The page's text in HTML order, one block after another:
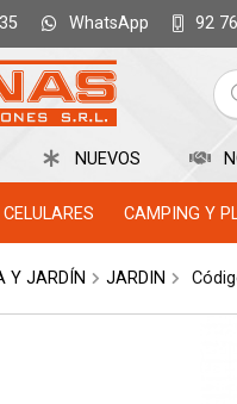
WhatsApp 92
NUEVOS
CAMPING Y
Y JARDÍN JARDIN